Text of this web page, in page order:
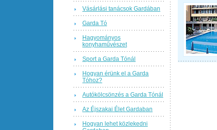
Vásárlási tanácsok Gardában
Garda Tó
Hagyományos
konyhaművészet
Sport a Garda Tónál
Hogyan érünk el a Garda
Tóhoz?
Autókölcsönzés a Garda Tónál
Az Éjszakai Élet Gardaban
Hogyan lehet közlekedni